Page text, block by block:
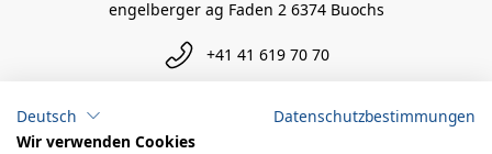
engelberger ag Faden 2 6374 Buochs
+41 41 619 70 70
info@engelberger.ch
Deutsch
Datenschutzbestimmungen
Wir verwenden Cookies